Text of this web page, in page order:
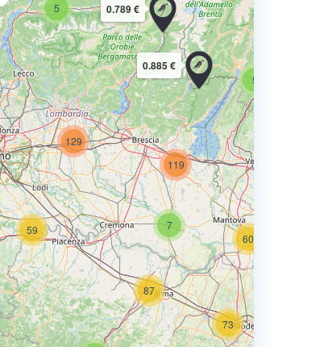
5
87
5
59 7
129
119
60
73
0.885 €
0.789 €